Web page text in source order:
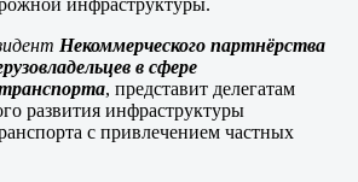
Некоммерческого партнёрства
в сфере
, представит делегатам
развития инфраструктуры
с привлечением частных